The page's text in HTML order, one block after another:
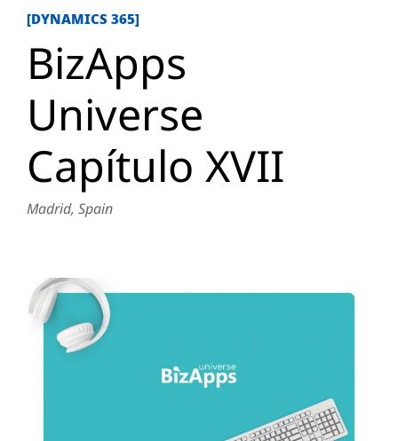
[DYNAMICS 365]
BizApps
Universe
Capítulo XVII
Madrid, Spain